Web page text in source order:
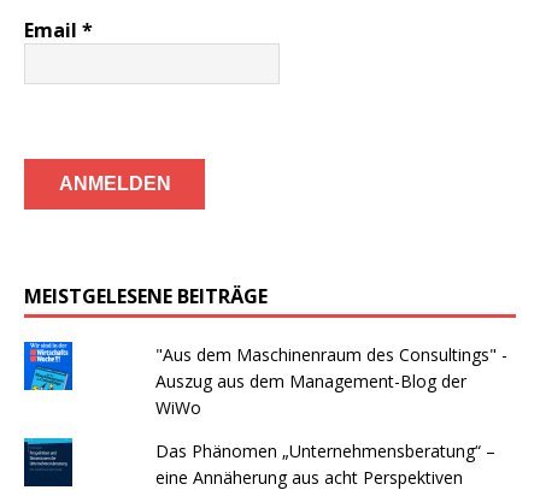
Email *
MEISTGELESENE BEITRÄGE
"Aus dem Maschinenraum des Consultings" -
Auszug aus dem Management-Blog der
WiWo
Das Phänomen „Unternehmensberatung“ –
eine Annäherung aus acht Perspektiven